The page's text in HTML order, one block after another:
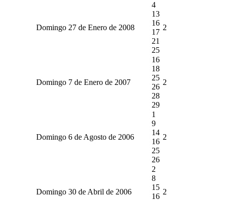
Domingo 27 de Enero de 2008
4
13
16
17
21
25
2
Domingo 7 de Enero de 2007
16
18
25
26
28
29
2
Domingo 6 de Agosto de 2006
1
9
14
16
25
26
2
Domingo 30 de Abril de 2006
2
8
15
16
2